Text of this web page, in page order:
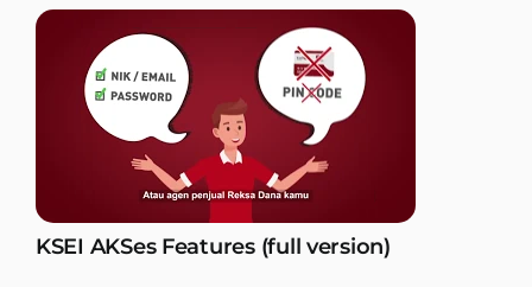
KSEI AKSes Features (full version)